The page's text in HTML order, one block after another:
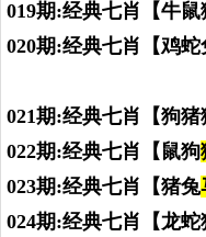
019期:经典七肖【牛鼠
020期:经典七肖【鸡
021期:经典七肖【狗猪
022期:经典七肖【鼠狗
023期:经典七肖【猪兔
024期:经典七肖【龙蛇